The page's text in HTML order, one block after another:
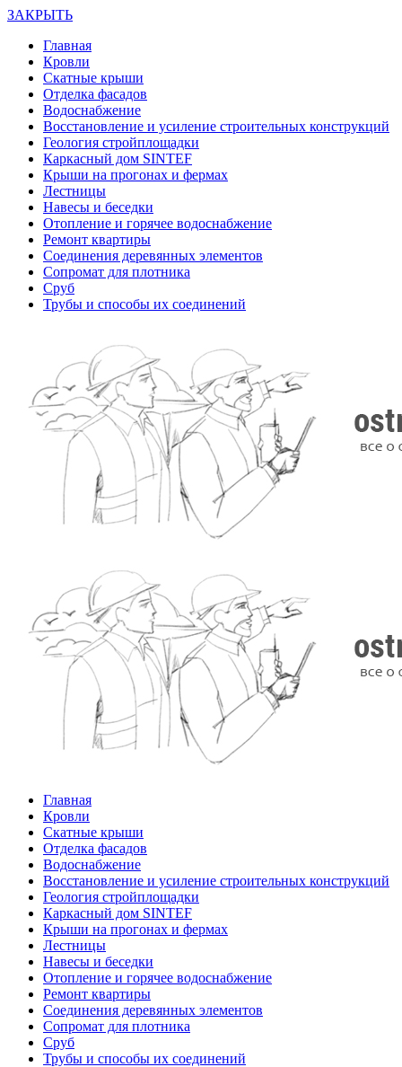
ЗАКРЫТЬ
Главная
Кровли
Скатные крыши
Отделка фасадов
Водоснабжение
Восстановление и усиление строительных конструкций
Геология стройплощадки
Каркасный дом SINTEF
Крыши на прогонах и фермах
Лестницы
Навесы и беседки
Отопление и горячее водоснабжение
Ремонт квартиры
Соединения деревянных элементов
Сопромат для плотника
Сруб
Трубы и способы их соединений
Главная
Кровли
Скатные крыши
Отделка фасадов
Водоснабжение
Восстановление и усиление строительных конструкций
Геология стройплощадки
Каркасный дом SINTEF
Крыши на прогонах и фермах
Лестницы
Навесы и беседки
Отопление и горячее водоснабжение
Ремонт квартиры
Соединения деревянных элементов
Сопромат для плотника
Сруб
Трубы и способы их соединений